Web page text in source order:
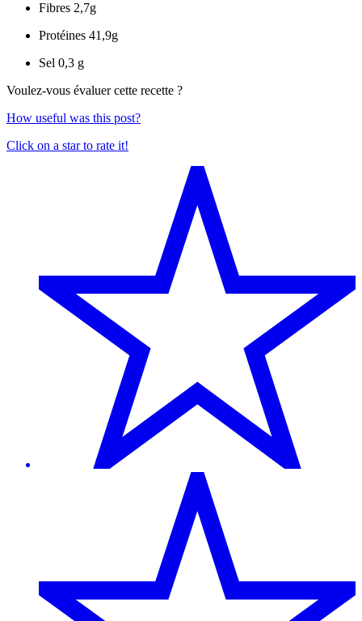
Fibres 2,7g
Protéines 41,9g
Sel 0,3 g
Voulez-vous évaluer cette recette ?
How useful was this post?
Click on a star to rate it!